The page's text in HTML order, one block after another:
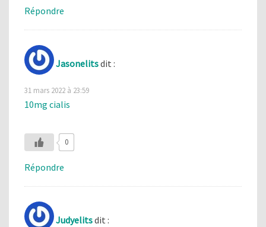
Répondre
Jasonelitsdit :
31 mars 2022 à 23:59
10mg cialis
0
Répondre
Judyelitsdit :